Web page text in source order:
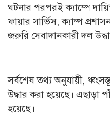
ঘটনার পরপরই ক্যাম্পে
ফায়ার সার্ভিস, ক্যাম্প
জরুরি সেবাদানকারী দল
সর্বশেষ তথ্য অনুযায়ী,
উদ্ধার করা হয়েছে। এছাড়া
হয়েছে।